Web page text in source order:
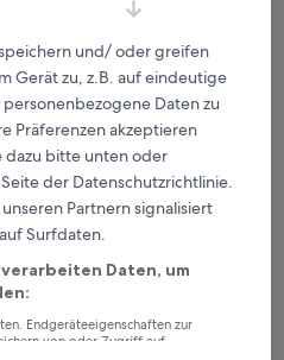
Clairefontaine
entfernt
Bewertungen)
9. Aug.–10. Aug.
und/ oder greifen
Gerät zu, z.B. auf eindeutige
Daten zu
Präferenzen akzeptieren
dazu bitte unten oder
der Datenschutzrichtlinie.
Partnern signalisiert
Surfdaten.
Daten, um
Endgeräteeigenschaften zur
von oder Zugriff auf